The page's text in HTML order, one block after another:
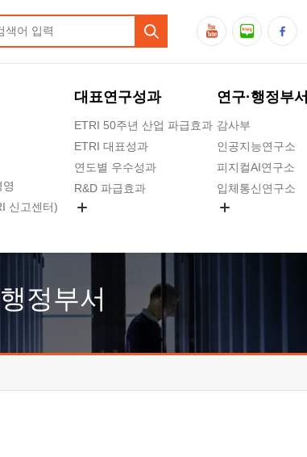
영
신고센터)
대표연구성과
ETRI 50주년 산업 파급효과
ETRI 대표성과
연도별 우수성과
R&D 파급효과
연구·행정부서
감사부
인공지능연구소
피지컬AI연구소
입체통신연구소
호남권연구본부
기획본부
정부서